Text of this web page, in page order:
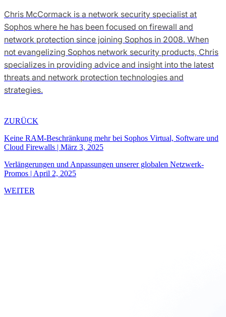
Chris McCormack is a network security specialist at
Sophos where he has been focused on firewall and
network protection since joining Sophos in 2008. When
not evangelizing Sophos network security products, Chris
specializes in providing advice and insight into the latest
threats and network protection technologies and
strategies.
ZURÜCK
Keine RAM-Beschränkung mehr bei Sophos Virtual, Software und
Cloud Firewalls | März 3, 2025
Verlängerungen und Anpassungen unserer globalen Netzwerk-
Promos | April 2, 2025
WEITER